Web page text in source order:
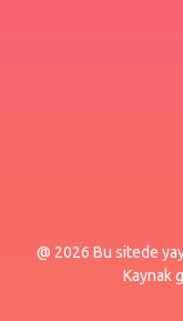
@ 2026 Bu sitede
Kaynak